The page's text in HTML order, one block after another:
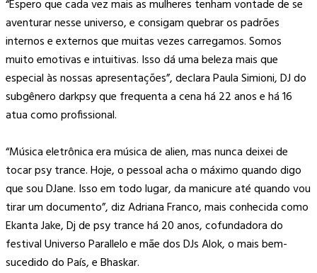
“Espero que cada vez mais as mulheres tenham vontade de se
aventurar nesse universo, e consigam quebrar os padrões
internos e externos que muitas vezes carregamos. Somos
muito emotivas e intuitivas. Isso dá uma beleza mais que
especial às nossas apresentações”, declara Paula Simioni, DJ do
subgênero darkpsy que frequenta a cena há 22 anos e há 16
atua como profissional.
“Música eletrônica era música de alien, mas nunca deixei de
tocar psy trance. Hoje, o pessoal acha o máximo quando digo
que sou DJane. Isso em todo lugar, da manicure até quando vou
tirar um documento”, diz Adriana Franco, mais conhecida como
Ekanta Jake, Dj de psy trance há 20 anos, cofundadora do
festival Universo Parallelo e mãe dos DJs Alok, o mais bem-
sucedido do País, e Bhaskar.